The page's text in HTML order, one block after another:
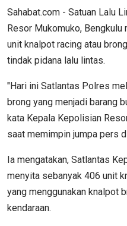
Sahabat.com - Satuan Lalu
Resor Mukomuko, Bengkulu
unit knalpot racing atau
tindak pidana lalu lintas.
"Hari ini Satlantas Polres
brong yang menjadi barang
kata Kepala Kepolisian
saat memimpin jumpa pers
Ia mengatakan, Satlantas
menyita sebanyak 406 unit
yang menggunakan knalpot
kendaraan.